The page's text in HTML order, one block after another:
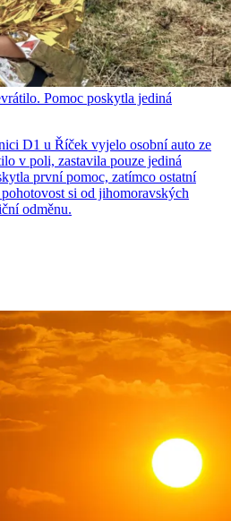
Pomoc poskytla jediná
D1 u Říček vyjelo osobní auto ze
v poli, zastavila pouze jediná
první pomoc, zatímco ostatní
si od jihomoravských
odměnu.